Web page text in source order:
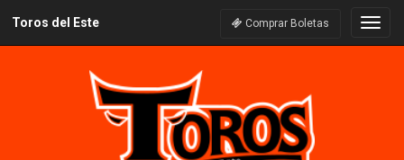
Toros del Este Comprar Boletas